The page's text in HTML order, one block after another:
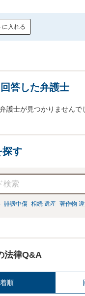
に入れる
答した弁護士
護士が見つかりませんで
探す
誹謗中傷 相続 遺産 著作物
法律Q&A
順